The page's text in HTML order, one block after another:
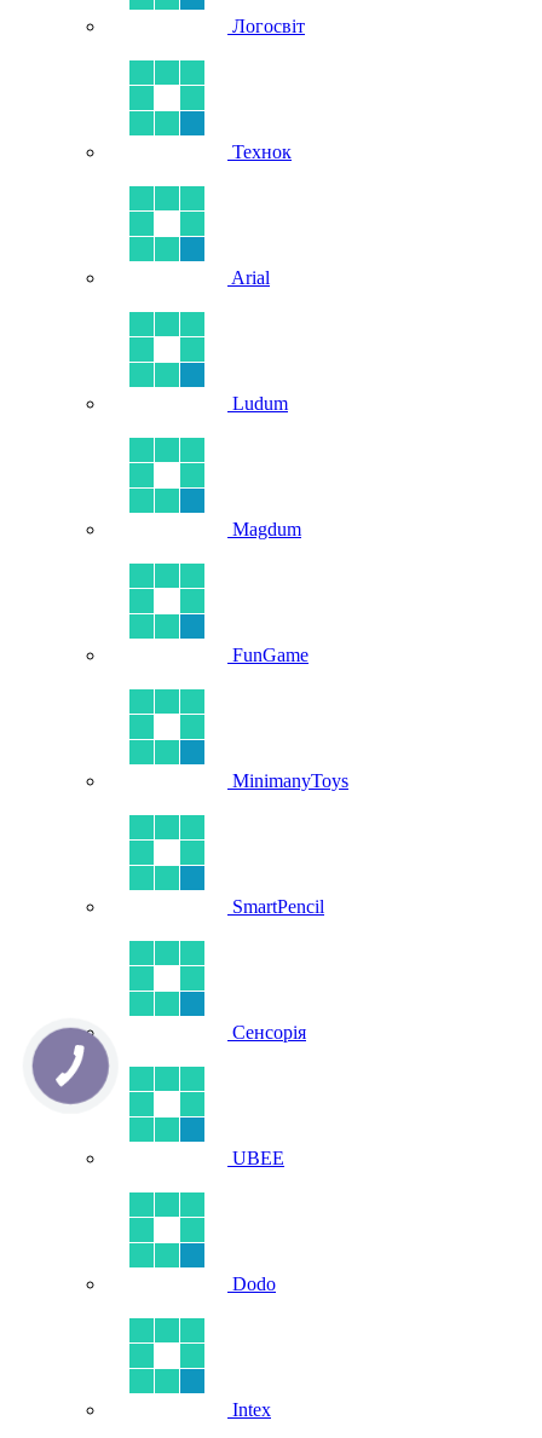
Логосвіт
Технок
Arial
Ludum
Magdum
FunGame
MinimanyToys
SmartPencil
Сенсорія
UBEE
Dodo
Intex